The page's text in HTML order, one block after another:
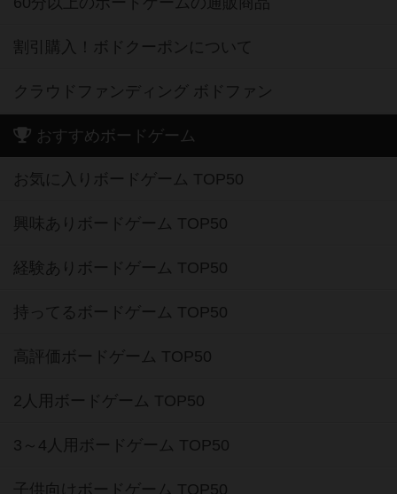
割引購入！ボドクーポンについて
クラウドファンディング ボドファン
おすすめボードゲーム
お気に入りボードゲーム TOP50
興味ありボードゲーム TOP50
経験ありボードゲーム TOP50
持ってるボードゲーム TOP50
高評価ボードゲーム TOP50
2人用ボードゲーム TOP50
3～4人用ボードゲーム TOP50
子供向けボードゲーム TOP50